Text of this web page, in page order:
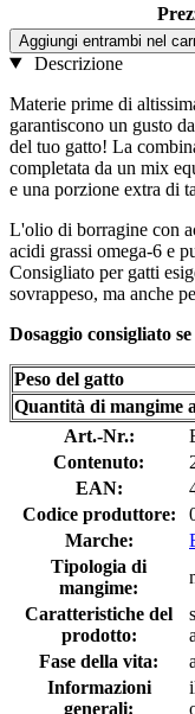
Aggiungi entrambi nel
Descrizione
Materie prime di
garantiscono un gusto
del tuo gatto! La
completata da un mix
e una porzione extra di
L'olio di borragine con
acidi grassi omega-6 e
Consigliato per gatti
sovrappeso, ma anche
Dosaggio consigliato
Peso del gatto
Quantità di mangime
Art.-Nr.:
Contenuto:
EAN:
Codice produttore:
Marche:
Tipologia di
mangime:
Caratteristiche del
prodotto:
Fase della vita:
Informazioni
generali: